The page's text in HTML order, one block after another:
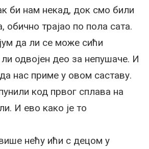
би нам некад, док смо били
обично трајао по пола сата.
да ли се може сићи
одвојен део за непушаче. И
нас приме у овом саставу.
код првог сплава на
И ево како је то
нећу ићи с децом у